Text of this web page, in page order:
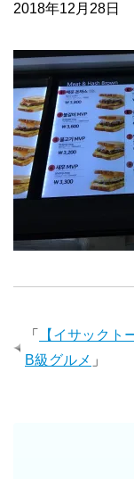
2018年12月28日
「
【イサックト
B級グルメ 」